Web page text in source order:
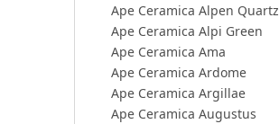
Ape Ceramica Alpen Quartz
Ape Ceramica Alpi Green
Ape Ceramica Ama
Ape Ceramica Ardome
Ape Ceramica Argillae
Ape Ceramica Augustus